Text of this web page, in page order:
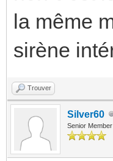
la même
sirène
Trouver
Silver60
Senior Member